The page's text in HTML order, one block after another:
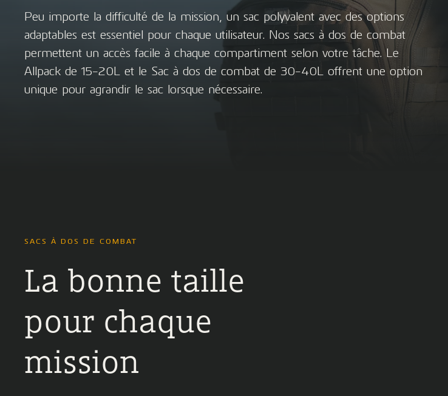
Peu importe la difficulté de la mission, un sac polyvalent avec des options
adaptables est essentiel pour chaque utilisateur. Nos sacs à dos de combat
permettent un accès facile à chaque compartiment selon votre tâche. Le
Allpack de 15-20L et le Sac à dos de combat de 30-40L offrent une option
unique pour agrandir le sac lorsque nécessaire.
SACS À DOS DE COMBAT
La bonne taille
pour chaque
mission